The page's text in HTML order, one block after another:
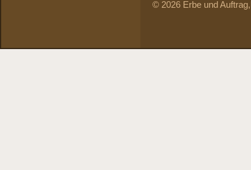
© 2026 Erbe und Auftrag,